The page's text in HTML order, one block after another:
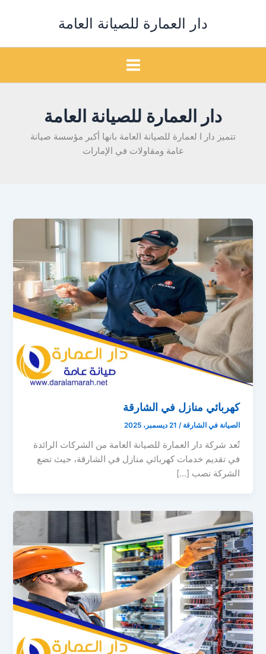
دار العمارة للصيانة العامة
دار العمارة للصيانة العامة
تتميز دار ا لعمارة للصيانة العامة بانها أكبر مؤسسة صيانة
عامة ومقاولات في الإمارات
كهربائي منازل في الشارقة
الصيانة في الشارقة / 21 ديسمبر، 2025
تُعد شركة دار العمارة للصيانة العامة من الشركات الرائدة
في تقديم خدمات كهربائي منازل في الشارقة، حيث تضع
الشركة نصب […]